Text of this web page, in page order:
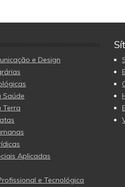
e Design
Saúde
Terra
Aplicadas
e Tecnológica